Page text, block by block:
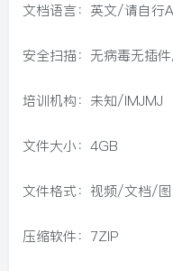
文档语言：英文/请自行
安全扫描：无病毒无插
培训机构：未知/IMJMJ
文件大小：4GB
文件格式：视频/文档/
压缩软件：7ZIP